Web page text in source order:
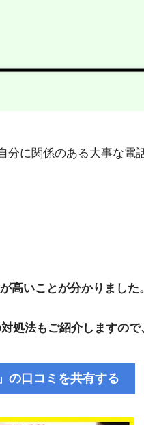
分に関係のある大事な
高いことが分かりました
処法もご紹介しますの
の口コミを共有する